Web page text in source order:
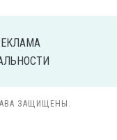
ЗАЩИЩЕНЫ.